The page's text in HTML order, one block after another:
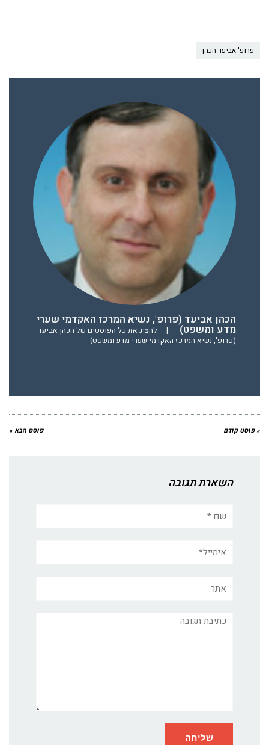
פרופ' אביעד הכהן
הכהן אביעד (פרופ', נשיא המרכז האקדמי שערי
מדע ומשפט) |
להציג את כל הפוסטים של הכהן אביעד
(פרופ', נשיא המרכז האקדמי שערי מדע ומשפט)
« פוסט קודם פוסט הבא »
השארת תגובה
תגובה